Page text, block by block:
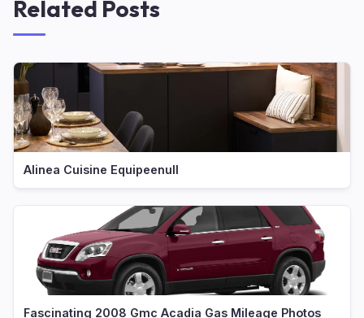
Related Posts
Alinea Cuisine Equipeenull
Fascinating 2008 Gmc Acadia Gas Mileage Photos